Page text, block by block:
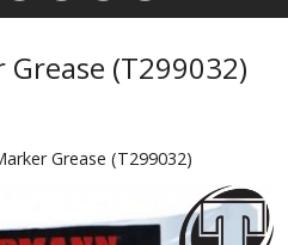
(T299032)
Grease (T299032)